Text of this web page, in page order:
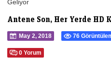
Geliyor
Antene Son, Her Yerde HD
May 2, 2018 76
0 Yorum